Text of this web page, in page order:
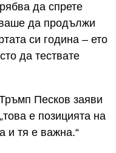
да спрете
да продължи
си година – ето
да тествате
Песков заяви
е позицията на
и тя е важна.“